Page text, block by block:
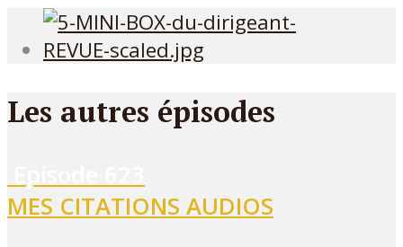
Les autres épisodes
MES CITATIONS AUDIOS